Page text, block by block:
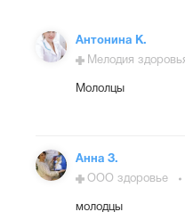
Антонина К.
Мелодия
Мололцы
Анна З.
ООО здоровье
молодцы